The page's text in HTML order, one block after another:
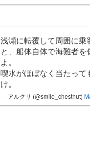
浅瀬に転覆して周囲に乗
と、船体自体で海難者
よ。
喫水がほぼなく当たっ
け。
— アルクリ (@smile_chestnut)